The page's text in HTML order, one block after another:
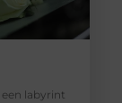
labyrint